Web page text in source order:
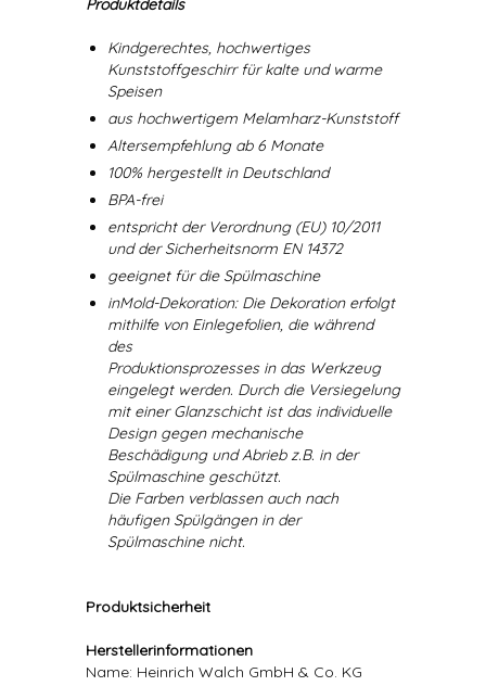
Produktdetails
Kindgerechtes, hochwertiges
Kunststoffgeschirr für kalte und warme
Speisen
aus hochwertigem Melamharz-Kunststoff
Altersempfehlung ab 6 Monate
100% hergestellt in Deutschland
BPA-frei
entspricht der Verordnung (EU) 10/2011
und der Sicherheitsnorm EN 14372
geeignet für die Spülmaschine
inMold-Dekoration: Die Dekoration erfolgt
mithilfe von Einlegefolien, die während
des
Produktionsprozesses in das Werkzeug
eingelegt werden. Durch die Versiegelung
mit einer Glanzschicht ist das individuelle
Design gegen mechanische
Beschädigung und Abrieb z.B. in der
Spülmaschine geschützt.
Die Farben verblassen auch nach
häufigen Spülgängen in der
Spülmaschine nicht.
Produktsicherheit
Herstellerinformationen
Name: Heinrich Walch GmbH & Co. KG